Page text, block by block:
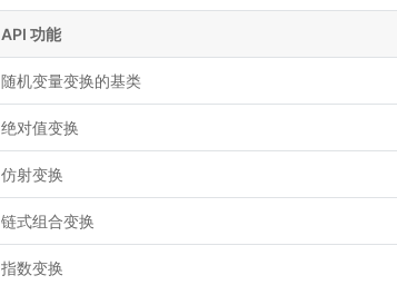
API 功能
随机变量变换的基类
绝对值变换
仿射变换
链式组合变换
指数变换